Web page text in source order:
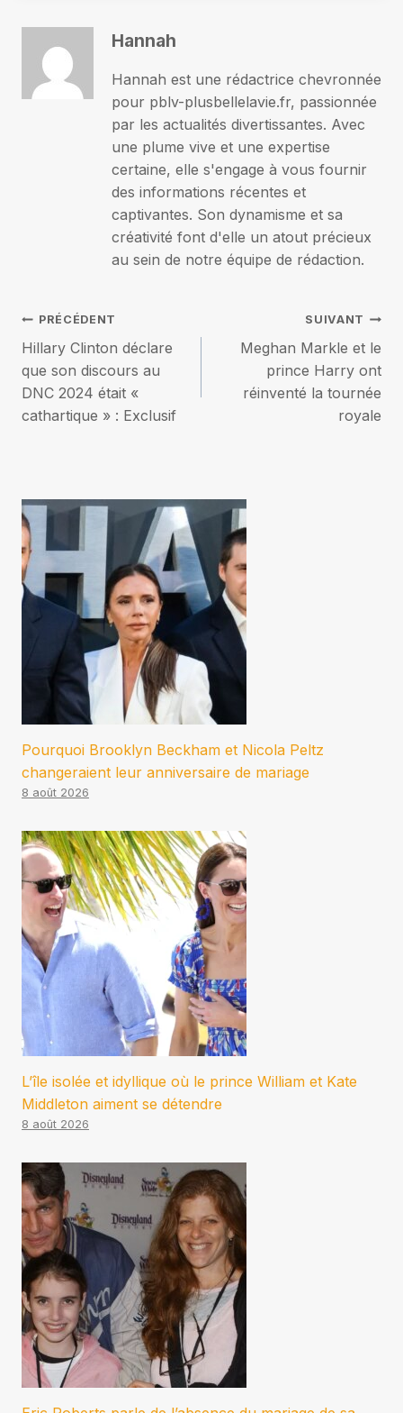
Hannah
Hannah est une rédactrice chevronnée
pour pblv-plusbellelavie.fr, passionnée
par les actualités divertissantes. Avec
une plume vive et une expertise
certaine, elle s'engage à vous fournir
des informations récentes et
captivantes. Son dynamisme et sa
créativité font d'elle un atout précieux
au sein de notre équipe de rédaction.
Navigation
de
l’article
PRÉCÉDENT
Hillary Clinton déclare
que son discours au
DNC 2024 était «
cathartique » : Exclusif
SUIVANT
Meghan Markle et le
prince Harry ont
réinventé la tournée
royale
Pourquoi Brooklyn Beckham et Nicola Peltz
changeraient leur anniversaire de mariage
8 août 2026
L’île isolée et idyllique où le prince William et Kate
Middleton aiment se détendre
8 août 2026